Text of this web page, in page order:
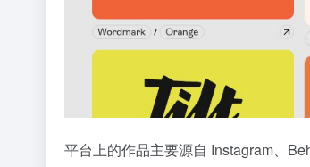
平台上的作品主要源自 Instagram、